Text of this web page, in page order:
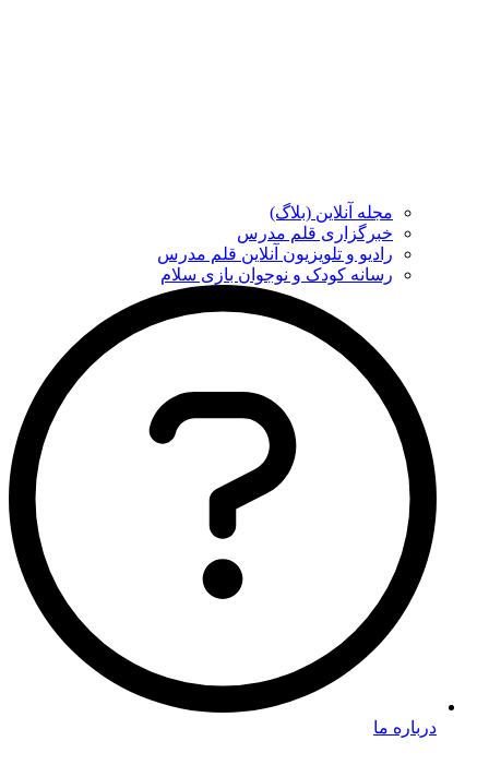
مجله آنلاین (بلاگ)
خبرگزاری قلم مدرس
رادیو و تلویزیون آنلاین قلم مدرس
رسانه کودک و نوجوان بازی سلام
درباره ما